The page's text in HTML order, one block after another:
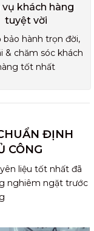
vụ khách hàng
tuyệt vời
bảo hành trọn đời,
& chăm sóc khách
tốt nhất
ĐỊNH
CÔNG
liệu tốt nhất đã
nghiêm ngặt trước